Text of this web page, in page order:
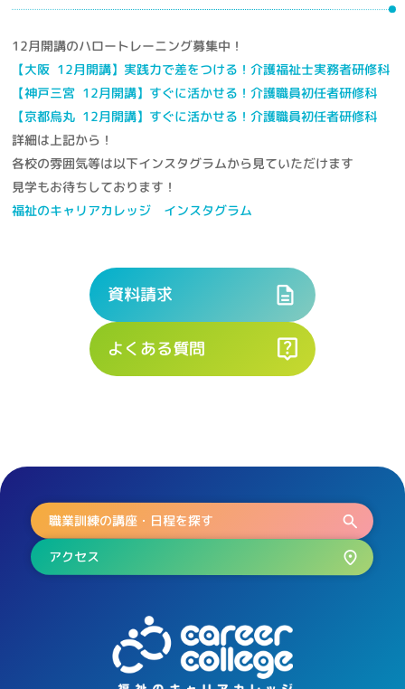
12月開講のハロートレーニング募集中！
【大阪 12月開講】実践力で差をつける！介護福祉士実務者研修科
【神戸三宮 12月開講】すぐに活かせる！介護職員初任者研修科
【京都烏丸 12月開講】すぐに活かせる！介護職員初任者研修科
詳細は上記から！
各校の雰囲気等は以下インスタグラムから見ていただけます
見学もお待ちしております！
福祉のキャリアカレッジ インスタグラム
資料請求
よくある質問
職業訓練の講座・日程を探す
アクセス